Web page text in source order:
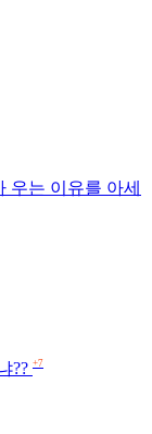
우는 이유를 아세
?? +7